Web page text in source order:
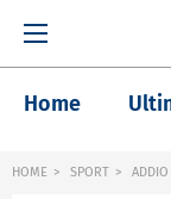
Home
HOME SPORT ADDIO